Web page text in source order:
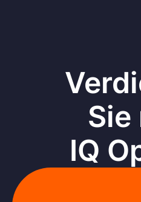
Sie
IQ